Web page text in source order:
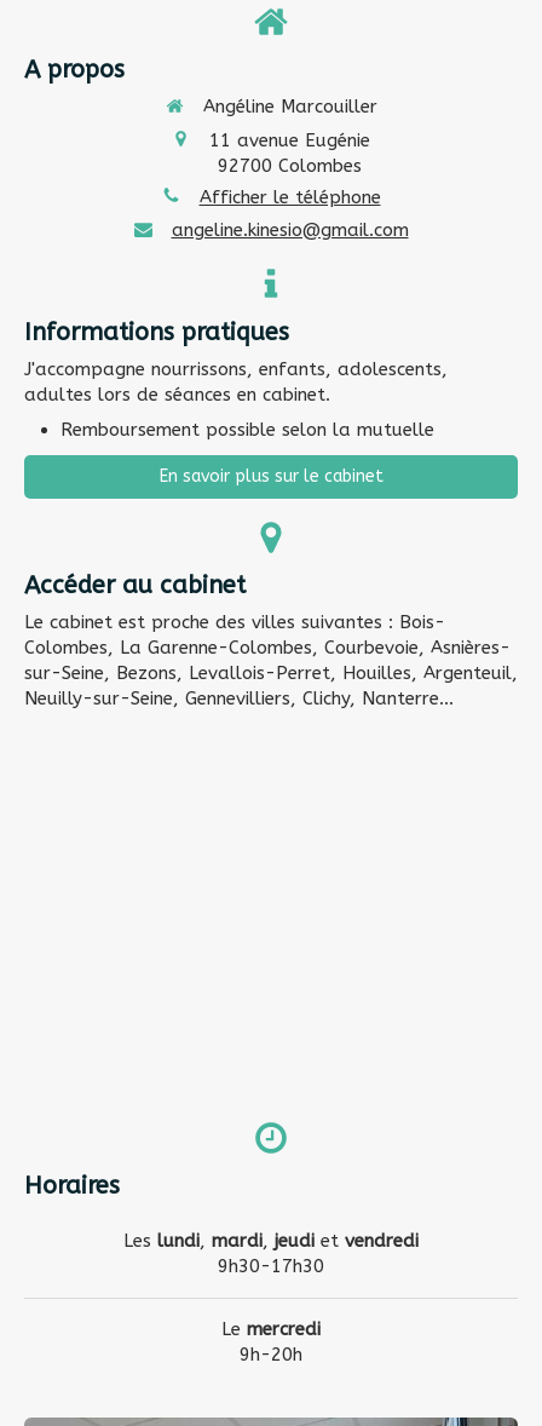
A propos
Angéline Marcouiller
11 avenue Eugénie
92700 Colombes
Afficher le téléphone
angeline.kinesio@gmail.com
Informations pratiques
J'accompagne nourrissons, enfants, adolescents,
adultes lors de séances en cabinet.
Remboursement possible selon la mutuelle
En savoir plus sur le cabinet
Accéder au cabinet
Le cabinet est proche des villes suivantes : Bois-
Colombes, La Garenne-Colombes, Courbevoie, Asnières-
sur-Seine, Bezons, Levallois-Perret, Houilles, Argenteuil,
Neuilly-sur-Seine, Gennevilliers, Clichy, Nanterre...
Horaires
Les lundi, mardi, jeudi et vendredi
9h30-17h30
Le mercredi
9h-20h